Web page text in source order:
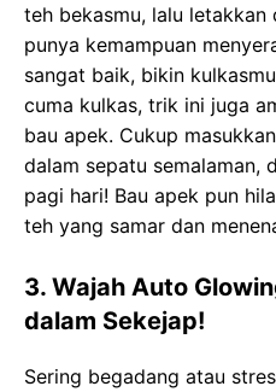
teh bekasmu, lalu letakkan
punya kemampuan
sangat baik, bikin
cuma kulkas, trik ini juga
bau apek. Cukup
dalam sepatu semalaman,
pagi hari! Bau apek pun
teh yang samar dan
3. Wajah Auto
dalam Sekejap!
Sering begadang atau